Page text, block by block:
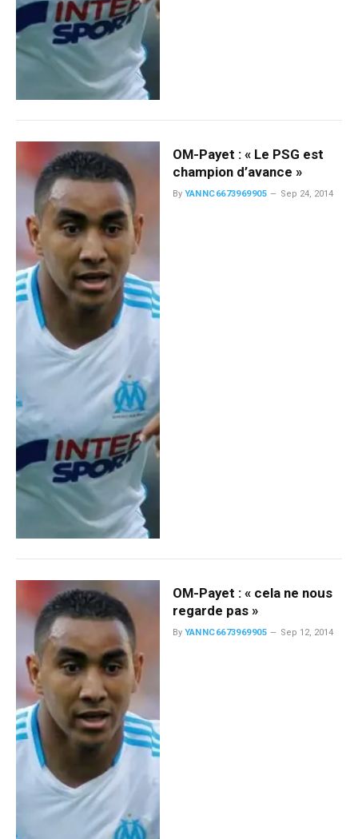
OM-Payet : « Le PSG est
champion d’avance »
By YANNC6673969905 Sep 24, 2014
OM-Payet : « cela ne nous
regarde pas »
By YANNC6673969905 Sep 12, 2014